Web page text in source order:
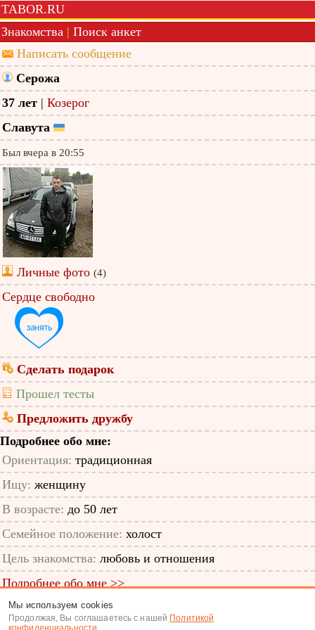
TABOR.RU
Знакомства | Поиск анкет
Написать сообщение
Серожа
37 лет | Козерог
Славута
Был вчера в 20:55
Личные фото (4)
Сердце свободно
Сделать подарок
Прошел тесты
Предложить дружбу
Подробнее обо мне:
Ориентация: традиционная
Ищу: женщину
В возрасте: до 50 лет
Семейное положение: холост
Цель знакомства: любовь и отношения
Подробнее обо мне >>
ID анкеты: 31517961
Мы используем cookies
Продолжая, Вы соглашаетесь с нашей Политикой
конфиденциальности